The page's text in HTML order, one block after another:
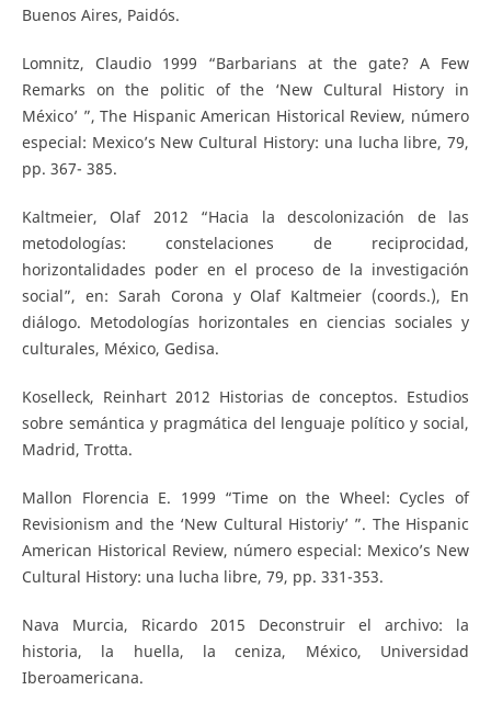
Buenos Aires, Paidós.
Lomnitz, Claudio 1999 “Barbarians at the gate? A Few
Remarks on the politic of the ‘New Cultural History in
México’ ”, The Hispanic American Historical Review, número
especial: Mexico’s New Cultural History: una lucha libre, 79,
pp. 367- 385.
Kaltmeier, Olaf 2012 “Hacia la descolonización de las
metodologías: constelaciones de reciprocidad,
horizontalidades poder en el proceso de la investigación
social”, en: Sarah Corona y Olaf Kaltmeier (coords.), En
diálogo. Metodologías horizontales en ciencias sociales y
culturales, México, Gedisa.
Koselleck, Reinhart 2012 Historias de conceptos. Estudios
sobre semántica y pragmática del lenguaje político y social,
Madrid, Trotta.
Mallon Florencia E. 1999 “Time on the Wheel: Cycles of
Revisionism and the ‘New Cultural Historiy’ ”. The Hispanic
American Historical Review, número especial: Mexico’s New
Cultural History: una lucha libre, 79, pp. 331-353.
Nava Murcia, Ricardo 2015 Deconstruir el archivo: la
historia, la huella, la ceniza, México, Universidad
Iberoamericana.